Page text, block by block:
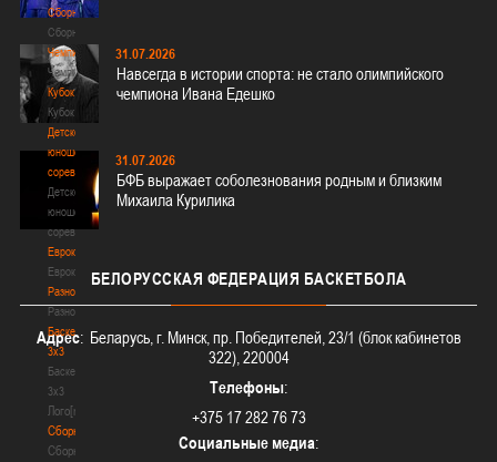
Сборные
Сборные
Чемпионат
Чемпионат
Кубок
Кубок
Детско-
юношеские
соревнования
Детско-
юношеские
соревнования
Еврокубки
Еврокубки
Разное
Разное
Баскетбол
3х3
Баскетбол
3х3
Лого[modid=121]
Сборные
Сборные
31.07.2026
Навсегда в истории спорта: не стало олимпийского
чемпиона Ивана Едешко
31.07.2026
БФБ выражает соболезнования родным и близким
Михаила Курилика
БЕЛОРУССКАЯ ФЕДЕРАЦИЯ БАСКЕТБОЛА
Адрес: Беларусь, г. Минск, пр. Победителей, 23/1 (блок кабинетов
322), 220004
Телефоны:
+375 17 282 76 73
Социальные медиа: